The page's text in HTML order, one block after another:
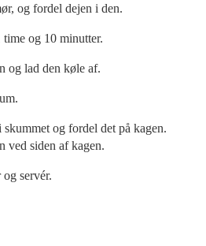
og fordel dejen i den.
og 10 minutter.
og lad den køle af.
og fordel det på kagen.
ved siden af kagen.
servér.